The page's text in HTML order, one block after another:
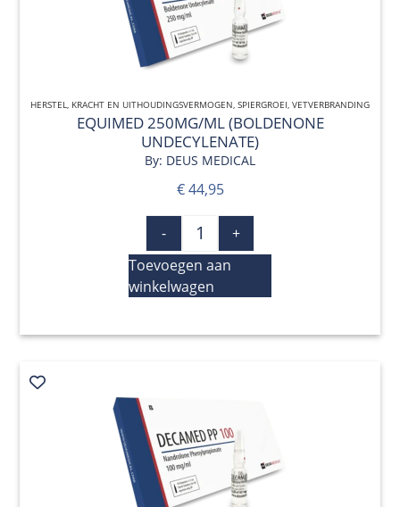
QUICK VIEW
HERSTEL KRACHT EN UITHOUDINGSVERMOGEN SPIERGROEI VETVERBRANDING
EQUIMED 250MG/ML (BOLDENONE
UNDECYLENATE)
By: DEUS MEDICAL
€44,95
-
+
Toevoegen aan
winkelwagen